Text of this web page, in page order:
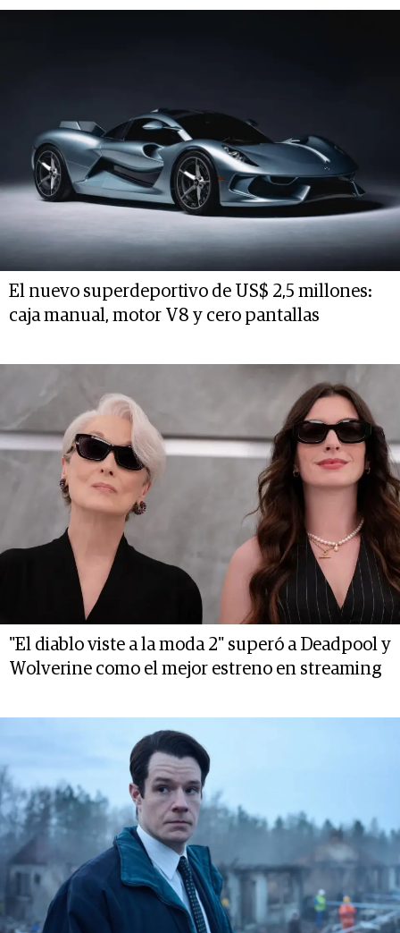
El nuevo superdeportivo de US$ 2,5 millones:
caja manual, motor V8 y cero pantallas
"El diablo viste a la moda 2" superó a Deadpool y
Wolverine como el mejor estreno en streaming